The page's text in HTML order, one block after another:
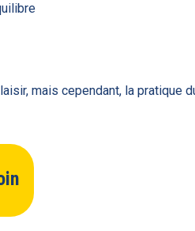
mais cependant, la